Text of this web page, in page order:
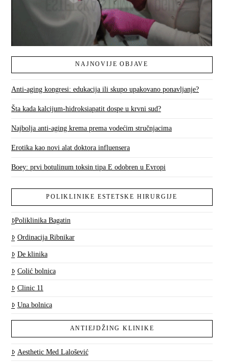
NAJNOVIJE OBJAVE
Anti-aging kongresi: edukacija ili skupo upakovano ponavljanje?
Šta kada kalcijum-hidroksiapatit dospe u krvni sud?
Najbolja anti-aging krema prema vodećim stručnjacima
Erotika kao novi alat doktora influensera
Boey: prvi botulinum toksin tipa E odobren u Evropi
POLIKLINIKE ESTETSKE HIRURGIJE
Poliklinika Bagatin
Ordinacija Ribnikar
De klinika
Colić bolnica
Clinic 11
Una bolnica
ANTIEJDŽING KLINIKE
Aesthetic Med Lalošević